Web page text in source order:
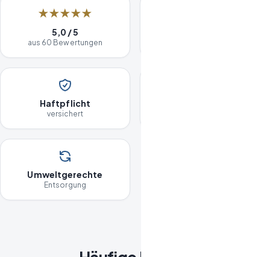
★★★★★
5,0 / 5
aus 60 Bewertungen
Haftpflicht
versichert
Umweltgerechte
Entsorgung